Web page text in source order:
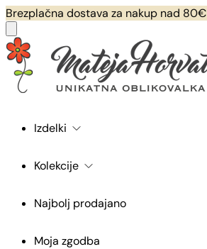
Brezplačna dostava za nakup nad 80€
Izdelki
Kolekcije
Najbolj prodajano
Moja zgodba